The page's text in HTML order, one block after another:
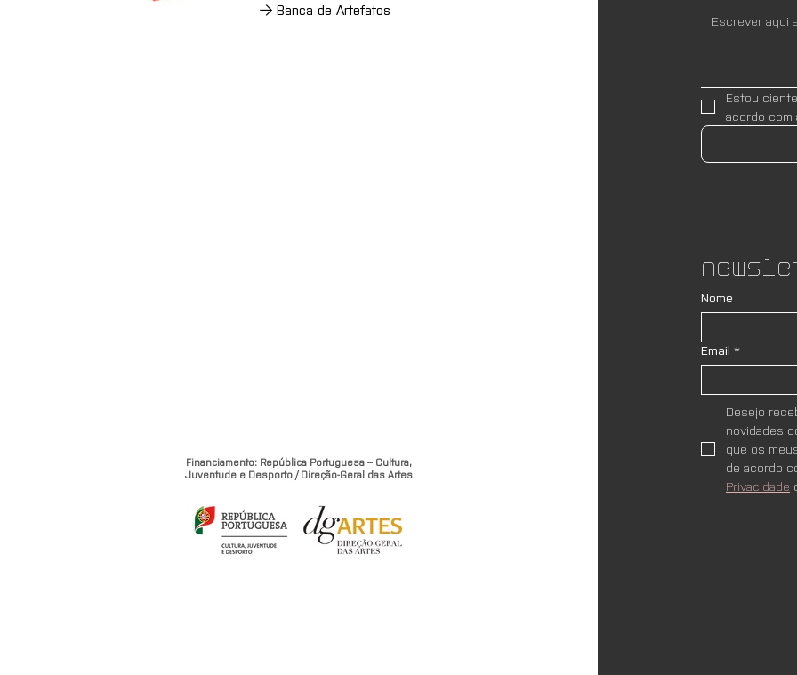
→ Banca de Artefatos
Financiamento: República Portuguesa – Cultura,
Juventude e Desporto / Direção-Geral das Artes
Estou
acordo
Nome
Email *
Desejo
novidades
que os
de acordo
Privacidade